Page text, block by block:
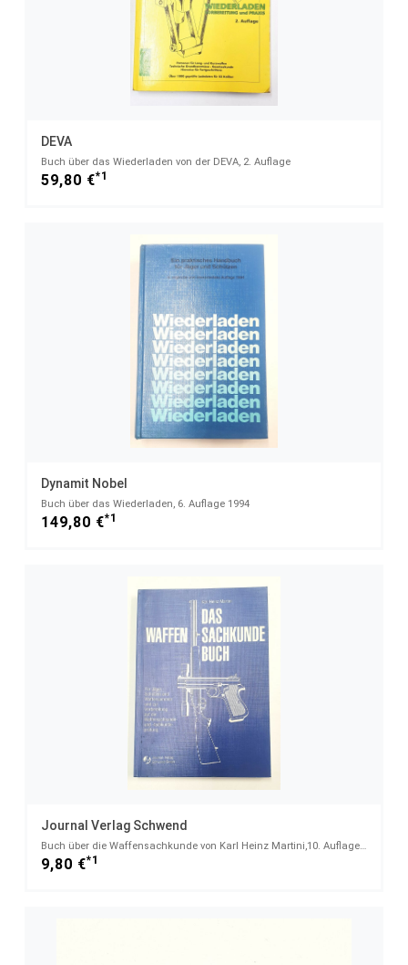
DEVA
Buch über das Wiederladen von der DEVA, 2. Auflage
59,80 €*1
Dynamit Nobel
Buch über das Wiederladen, 6. Auflage 1994
149,80 €*1
Journal Verlag Schwend
Buch über die Waffensachkunde von Karl Heinz Martini,10. Auflage 1993
9,80 €*1